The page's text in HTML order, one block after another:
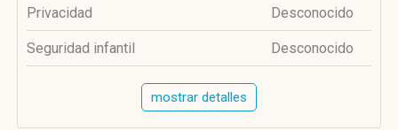
Privacidad Desconocido
Seguridad infantil Desconocido
mostrar detalles